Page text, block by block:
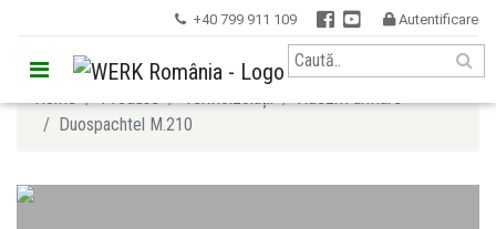
 +40 799 911 109   Autentificare
Home Produse Termoizolații
Adezivi armare
Duospachtel M.210